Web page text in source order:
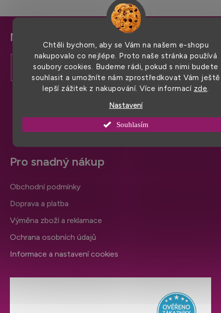
Chtěli bychom, aby se Vám na našem e-shopu
nakupovalo co nejlépe. Proto naše stránka používá
soubory cookies. Budeme rádi, pokud s nimi budete
souhlasit a umožníte nám zprostředkovat Vám ještě
lepší zážitek z nakupování. Více informací zde
Nastavení
Souhlasím
Z
á
a
Pro snadný nákup
Obchodní podmínky
Doprava a platba
Výměna zboží a reklamace
Ochrana osobních údajů
Informace a nastavení cookies